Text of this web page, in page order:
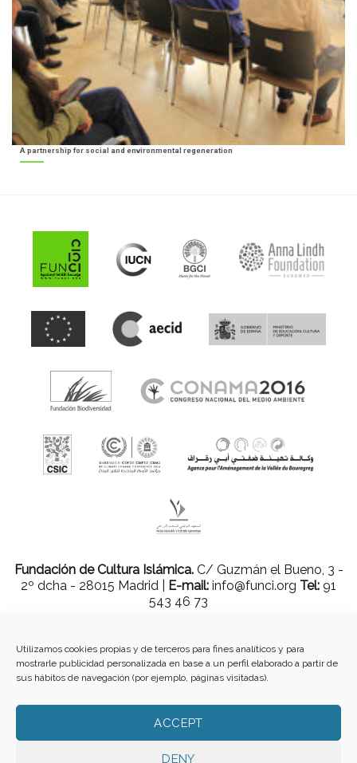
Utilizamos cookies propias y de terceros para fines analíticos y para
mostrarle publicidad personalizada en base a un perfil elaborado a partir de
sus hábitos de navegación (por ejemplo, páginas visitadas).
ACCEPT
DENY
A partnership for social and environmental regeneration
Fundación de Cultura Islámica.C/ Guzmán el Bueno, 3 -
2º dcha - 28015 Madrid |
E-mail: info@funci.org Tel: 91
543 46 73
Todos los materiales contenidos en este sitio están protegidos por leyes
internacionales de copyright y no pueden ser reproducidos, distribuidos,
contenido. No está permitido borrar o alterar ninguna marca, derecho de autor u
otro aviso de copyright del contenido. Sin embargo, puede descargar el material
de Med-O-Med en la Web (una copia legible y una copia impresa por página)